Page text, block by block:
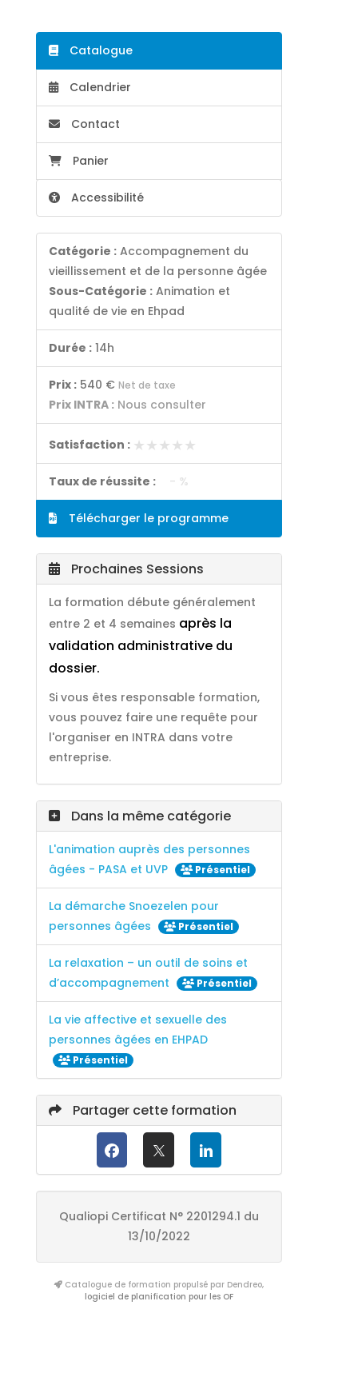
Catalogue
Calendrier
Contact
Panier
Accessibilité
Catégorie : Accompagnement du
vieillissement et de la personne âgée
Sous-Catégorie : Animation et
qualité de vie en Ehpad
Durée :14h
Prix : 540 € Net de taxe
Prix INTRA :Nous consulter
Satisfaction : ★★★★★
★★★★★
Taux de réussite : - %
Télécharger le programme
Prochaines Sessions
La formation débute généralement
entre 2 et 4 semaines après la
validation administrative du
dossier.
Si vous êtes responsable formation,
vous pouvez faire une requête pour
l'organiser en INTRA dans votre
entreprise.
Dans la même catégorie
L'animation auprès des personnes
âgées - PASA et UVP
Présentiel
La démarche Snoezelen pour
personnes âgées
Présentiel
La relaxation – un outil de soins et
d’accompagnement
Présentiel
La vie affective et sexuelle des
personnes âgées en EHPAD
Présentiel
Partager cette formation
Qualiopi Certificat N° 2201294.1 du
13/10/2022
Catalogue de formation propulsé par Dendreo,
logiciel de planification pour les OF